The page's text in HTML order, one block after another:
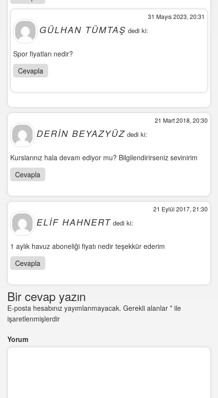
GÜLHAN TÜMTAŞ dedi ki:
31 Mayıs 2023, 20:31
Spor fiyatları nedir?
Cevapla
DERIN BEYAZYÜZ dedi ki:
21 Mart 2018, 20:30
Kurslarınız hala devam ediyor mu? Bilgilendirirseniz sevinirim
Cevapla
ELIF HAHNERT dedi ki:
21 Eylül 2017, 21:30
1 aylık havuz aboneliği fiyatı nedir teşekkür ederim
Cevapla
Bir cevap yazın
E-posta hesabınız yayımlanmayacak. Gerekli alanlar * ile
işaretlenmişlerdir
Yorum